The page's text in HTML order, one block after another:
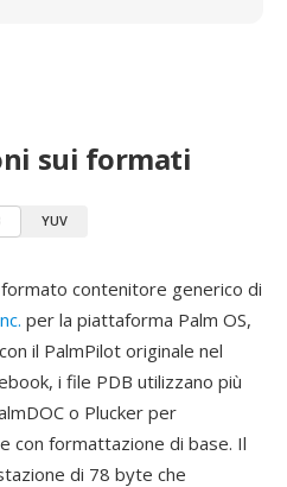
sui formati
YUV
contenitore generico di
per la piattaforma Palm OS,
il PalmPilot originale nel
i file PDB utilizzano più
o Plucker per
con formattazione di base. Il
di 78 byte che